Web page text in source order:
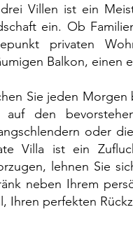
Villen ist ein
ein. Ob
privaten
Balkon, einen
Sie jeden
auf den
oder
Villa ist ein
lehnen Sie
neben Ihrem
Ihren perfekten